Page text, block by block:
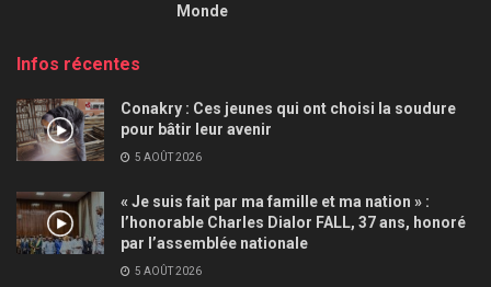
Monde
Infos récentes
Conakry : Ces jeunes qui ont choisi la soudure
pour bâtir leur avenir
5 AOÛT 2026
« Je suis fait par ma famille et ma nation » :
l’honorable Charles Dialor FALL, 37 ans, honoré
par l’assemblée nationale
5 AOÛT 2026